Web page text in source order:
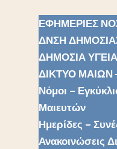
ΕΦΗΜΕΡΙΕΣ
ΔΝΣΗ
ΔΗΜΟΣΙΑ ΥΓΕΙΑ
ΔΙΚΤΥΟ ΜΑΙΩΝ
Νόμοι –
Μαιευτών
Ημερίδες –
Ανακοινώσεις